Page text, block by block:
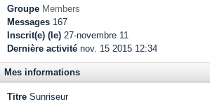
Groupe Members
Messages 167
Inscrit(e) (le) 27-novembre 11
Dernière activité nov. 15 2015 12:34
Mes informations
Titre Sunriseur